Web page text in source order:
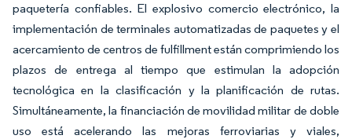
paquetería confiables. El explosivo comercio electrónico, la
implementación de terminales automatizadas de paquetes y el
acercamiento de centros de fulfillment están comprimiendo los
plazos de entrega al tiempo que estimulan la adopción
tecnológica en la clasificación y la planificación de rutas.
Simultáneamente, la financiación de movilidad militar de doble
uso está acelerando las mejoras ferroviarias y viales,